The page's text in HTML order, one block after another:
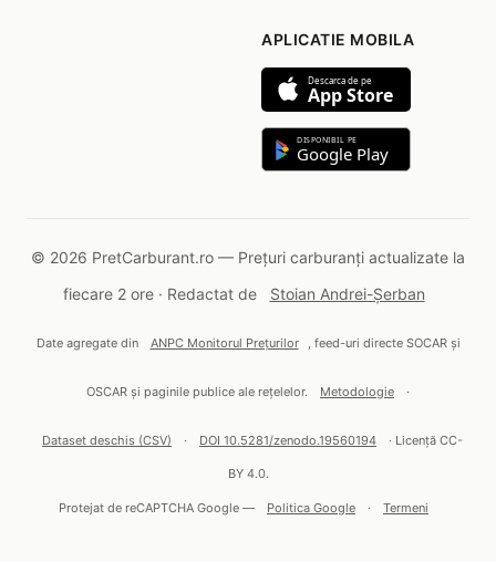
APLICATIE MOBILA
Descarca de pe
App Store
DISPONIBIL PE
Google Play
© 2026 PretCarburant.ro — Prețuri carburanți actualizate la
fiecare 2 ore · Redactat de
Stoian Andrei-Șerban
Date agregate din ANPC Monitorul Prețurilor , feed-uri directe SOCAR și
OSCAR și paginile publice ale rețelelor. Metodologie ·
Dataset deschis (CSV) · DOI 10.5281/zenodo.19560194 · Licență CC-
BY 4.0.
Protejat de reCAPTCHA Google — Politica Google · Termeni